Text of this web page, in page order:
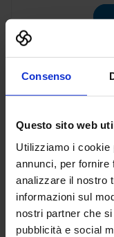
Consenso
Questo sito web
Utilizziamo i cookie
annunci, per fornire
analizzare il nostro
informazioni sul
nostri partner che
pubblicità e social